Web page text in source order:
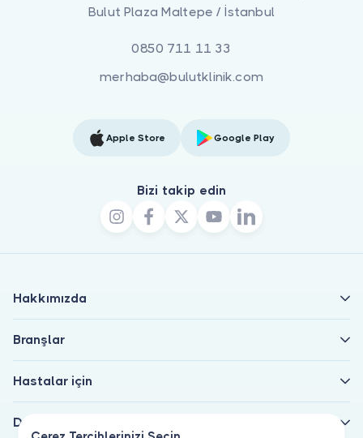
Bulut Plaza Maltepe / İstanbul
0850 711 11 33
merhaba@bulutklinik.com
Apple Store Google Play
Bizi takip edin
Hakkımızda
Branşlar
Hastalar için
Doktorlar için